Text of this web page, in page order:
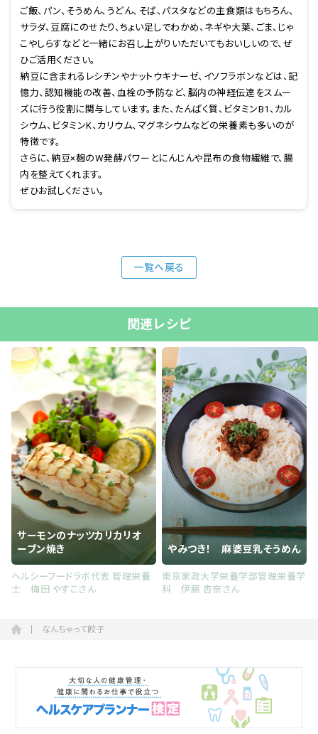
ご飯、パン、そうめん、うどん、そば、パスタなどの主食類はもちろん、
サラダ、豆腐にのせたり、ちょい足しでわかめ、ネギや大葉、ごま、じゃ
こやしらすなどと一緒にお召し上がりいただいてもおいしいので、ぜ
ひご活用ください。
納豆に含まれるレシチンやナットウキナーゼ、イソフラボンなどは、記
憶力、認知機能の改善、血栓の予防など、脳内の神経伝達をスムー
ズに行う役割に関与しています。また、たんぱく質、ビタミンB1、カル
シウム、ビタミンK、カリウム、マグネシウムなどの栄養素も多いのが
特徴です。
さらに、納豆×麹のW発酵パワーとにんじんや昆布の食物繊維で、腸
内を整えてくれます。
ぜひお試しください。
一覧へ戻る
関連レシピ
サーモンのナッツカリカリオ
ーブン焼き
ヘルシーフードラボ代表 管理栄養
士 梅田 やすこさん
やみつき！ 麻婆豆乳そうめん
東京家政大学栄養学部管理栄養学
科 伊藤 杏奈さん
なんちゃって餃子